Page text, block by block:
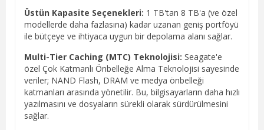
Üstün Kapasite Seçenekleri: 1 TB'tan 8 TB'a (ve özel
modellerde daha fazlasına) kadar uzanan geniş portföyü
ile bütçeye ve ihtiyaca uygun bir depolama alanı sağlar.
Multi-Tier Caching (MTC) Teknolojisi: Seagate'e
özel Çok Katmanlı Önbelleğe Alma Teknolojisi sayesinde
veriler; NAND Flash, DRAM ve medya önbelleği
katmanları arasında yönetilir. Bu, bilgisayarların daha hızlı
yazılmasını ve dosyaların sürekli olarak sürdürülmesini
sağlar.